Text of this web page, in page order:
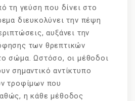
τη γεύση που δίνει στο
διευκολύνει την πέψη
αυξάνει την
των θρεπτικών
σώμα. Ωστόσο, οι μέθοδοι
σημαντικό αντίκτυπο
τροφίμων που
η κάθε μέθοδος